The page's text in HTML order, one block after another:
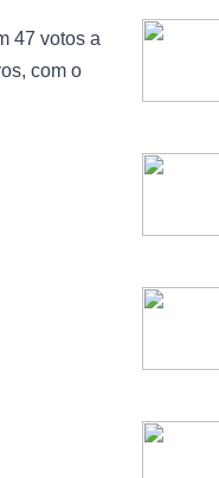
47 votos a
com o